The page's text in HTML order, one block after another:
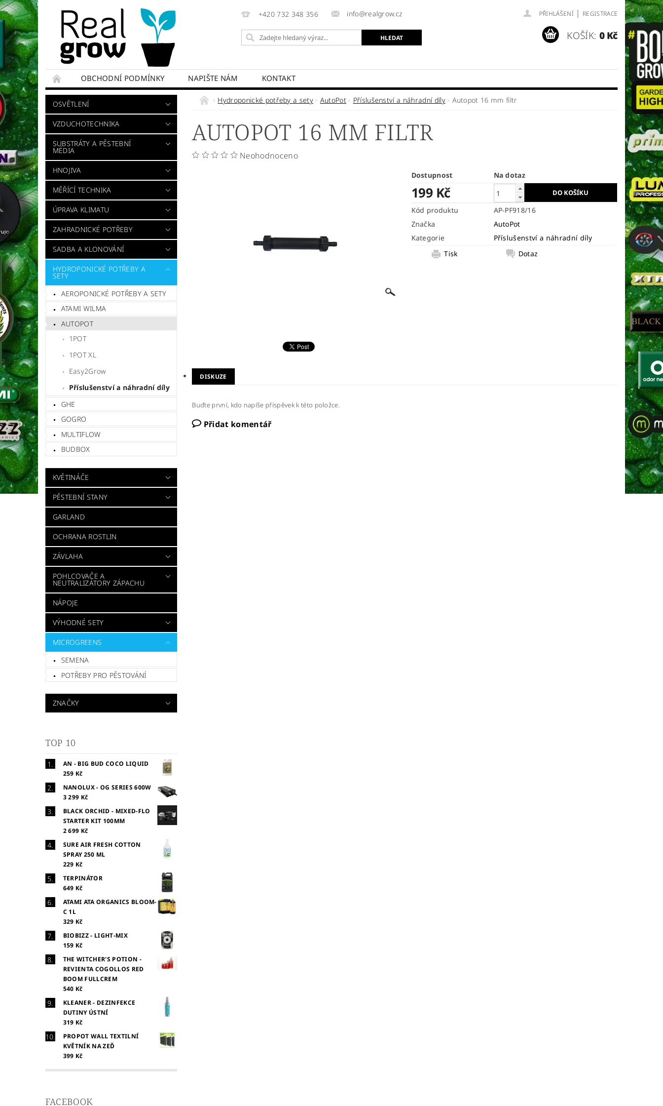
+420 732 348 356 info@realgrow.cz PŘIHLÁŠENÍ | REGISTRACE
KOŠÍK: 0 Kč
OBCHODNÍ PODMÍNKY NAPIŠTE NÁM KONTAKT
OSVĚTLENÍ
VZDUCHOTECHNIKA
SUBSTRÁTY A PĚSTEBNÍ
MÉDIA
HNOJIVA
MĚŘÍCÍ TECHNIKA
ÚPRAVA KLIMATU
ZAHRADNICKÉ POTŘEBY
SADBA A KLONOVÁNÍ
HYDROPONICKÉ POTŘEBY A
SETY
AEROPONICKÉ POTŘEBY A SETY
ATAMI WILMA
AUTOPOT
1POT
1POT XL
Easy2Grow
Příslušenství a náhradní díly
GHE
GOGRO
MULTIFLOW
BUDBOX
KVĚTINÁČE
PĚSTEBNÍ STANY
GARLAND
OCHRANA ROSTLIN
ZÁVLAHA
POHLCOVAČE A
NEUTRALIZÁTORY ZÁPACHU
NÁPOJE
VÝHODNÉ SETY
MICROGREENS
SEMENA
POTŘEBY PRO PĚSTOVÁNÍ
ZNAČKY
TOP 10
AN - BIG BUD COCO LIQUID
259 Kč
NANOLUX - OG SERIES 600W
3 299 Kč
BLACK ORCHID - MIXED-FLO
STARTER KIT 100MM
2 699 Kč
SURE AIR FRESH COTTON
SPRAY 250 ML
229 Kč
TERPINÁTOR
649 Kč
ATAMI ATA ORGANICS BLOOM-
C 1L
329 Kč
BIOBIZZ - LIGHT-MIX
159 Kč
THE WITCHER'S POTION -
REVIENTA COGOLLOS RED
BOOM FULLCREM
540 Kč
KLEANER - DEZINFEKCE
DUTINY ÚSTNÍ
319 Kč
PROPOT WALL TEXTILNÍ
KVĚTNÍK NA ZEĎ
399 Kč
FACEBOOK
Hydroponické potřeby a sety AutoPot Příslušenství a náhradní díly Autopot 16 mm filtr
AUTOPOT 16 MM FILTR
Neohodnoceno
Dostupnost Na dotaz
199 Kč
Kód produktu
AP-PF918/16
Značka
AutoPot
Kategorie
Příslušenství a náhradní díly
Tisk
Dotaz
DISKUZE
Buďte první, kdo napíše příspěvek k této položce.
Přidat komentář